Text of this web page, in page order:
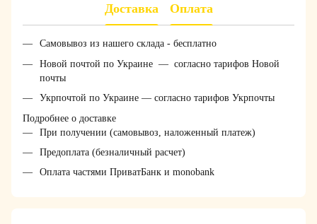
Доставка Оплата
Самовывоз из нашего склада - бесплатно
Новой почтой по Украине — согласно тарифов Новой
почты
Укрпочтой по Украине — согласно тарифов Укрпочты
Подробнее о доставке
При получении (самовывоз, наложенный платеж)
Предоплата (безналичный расчет)
Оплата частями ПриватБанк и monobank